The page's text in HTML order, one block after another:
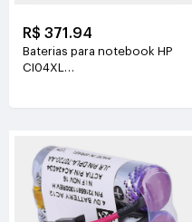
R$ 371.94
Baterias para notebook HP
CI04XL